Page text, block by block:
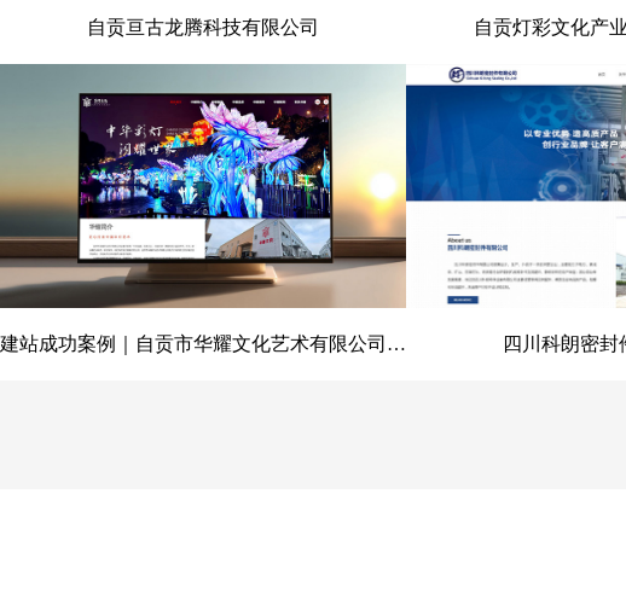
自贡亘古龙腾科技有限公司
自贡亘古龙腾科技有限公司
自贡灯彩文化产
自贡灯彩文化产
建站成功案例｜自贡市华耀文化艺术有限公司官网定制开发项目 四川科朗密封